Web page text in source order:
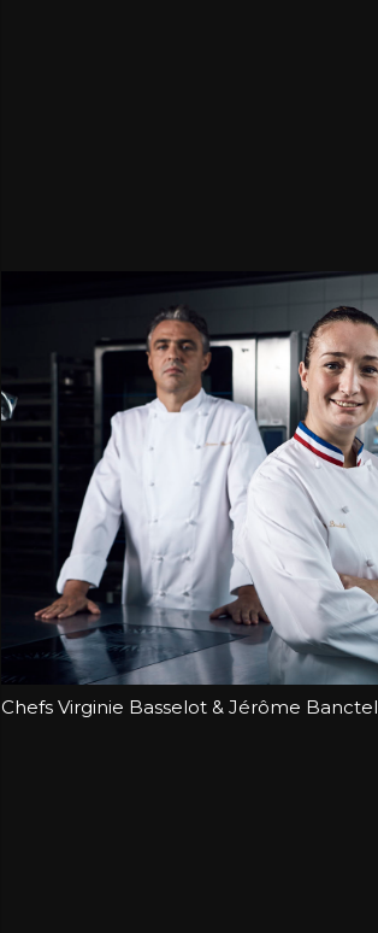
Chefs Virginie Basselot & Jérôme Banctel